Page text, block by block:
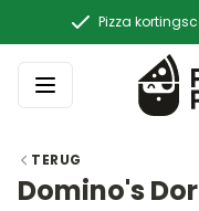
Pizza
TERUG
Domino's